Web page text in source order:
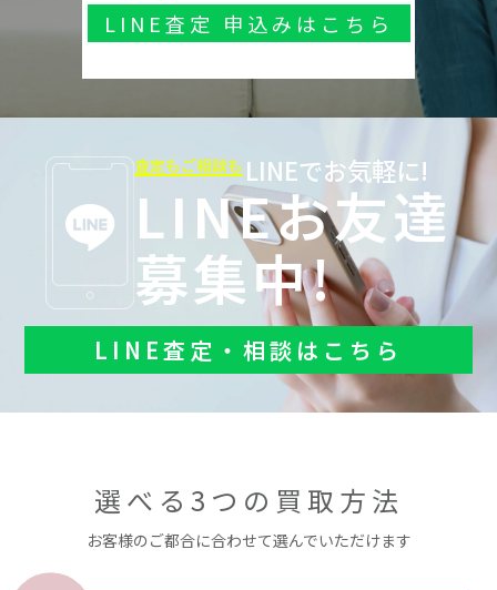
LINE査定 申込みはこちら
査定もご相談も LINEでお気軽に!
LINEお友達
募集中!
LINE査定・相談はこちら
選べる3つの買取方法
お客様のご都合に合わせて選んでいただけます